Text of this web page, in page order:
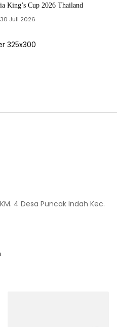
King’s Cup 2026 Thailand
30 Juli 2026
4 Desa Puncak Indah Kec.